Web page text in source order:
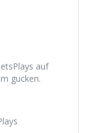
auf
gucken.